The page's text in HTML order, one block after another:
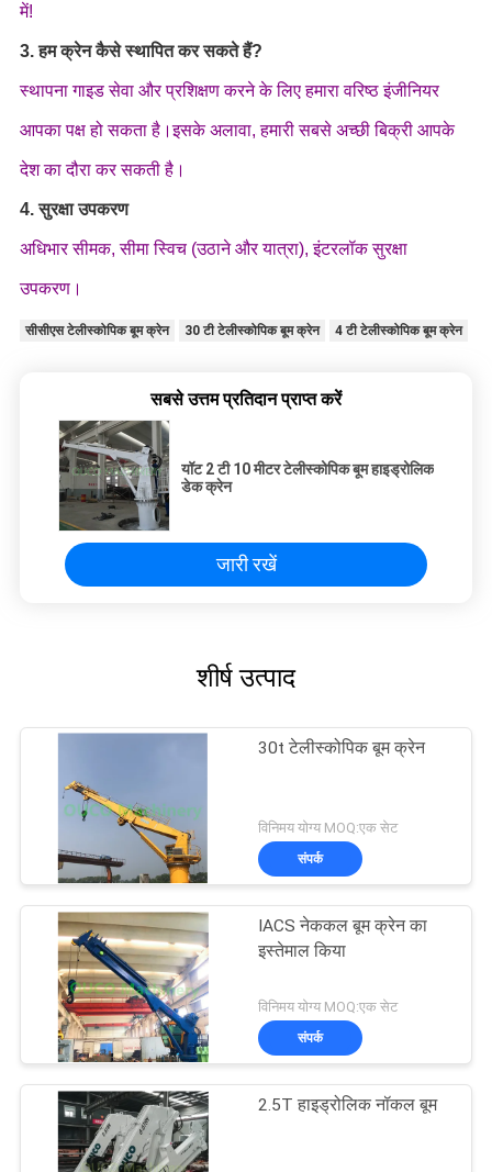
में!
3. हम क्रेन कैसे स्थापित कर सकते हैं?
स्थापना गाइड सेवा और प्रशिक्षण करने के लिए हमारा वरिष्ठ इंजीनियर
आपका पक्ष हो सकता है।इसके अलावा, हमारी सबसे अच्छी बिक्री आपके
देश का दौरा कर सकती है।
4. सुरक्षा उपकरण
अधिभार सीमक, सीमा स्विच (उठाने और यात्रा), इंटरलॉक सुरक्षा
उपकरण।
सीसीएस टेलीस्कोपिक बूम क्रेन 30 टी टेलीस्कोपिक बूम क्रेन 4 टी टेलीस्कोपिक बूम क्रेन
सबसे उत्तम प्रतिदान प्राप्त करें
यॉट 2 टी 10 मीटर टेलीस्कोपिक बूम हाइड्रोलिक
डेक क्रेन
जारी रखें
शीर्ष उत्पाद
30t टेलीस्कोपिक बूम क्रेन
विनिमय योग्य MOQ:एक सेट
संपर्क
IACS नेककल बूम क्रेन का
इस्तेमाल किया
विनिमय योग्य MOQ:एक सेट
संपर्क
2.5T हाइड्रोलिक नॉकल बूम